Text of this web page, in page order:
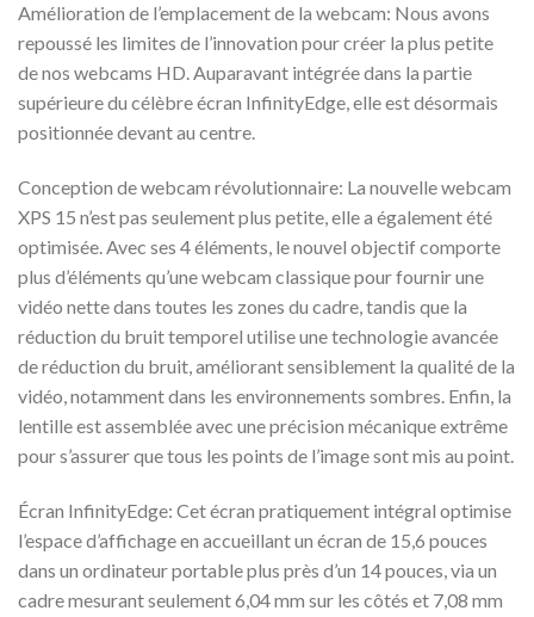
Amélioration de l’emplacement de la webcam: Nous avons
repoussé les limites de l’innovation pour créer la plus petite
de nos webcams HD. Auparavant intégrée dans la partie
supérieure du célèbre écran InfinityEdge, elle est désormais
positionnée devant au centre.
Conception de webcam révolutionnaire: La nouvelle webcam
XPS 15 n’est pas seulement plus petite, elle a également été
optimisée. Avec ses 4 éléments, le nouvel objectif comporte
plus d’éléments qu’une webcam classique pour fournir une
vidéo nette dans toutes les zones du cadre, tandis que la
réduction du bruit temporel utilise une technologie avancée
de réduction du bruit, améliorant sensiblement la qualité de la
vidéo, notamment dans les environnements sombres. Enfin, la
lentille est assemblée avec une précision mécanique extrême
pour s’assurer que tous les points de l’image sont mis au point.
Écran InfinityEdge: Cet écran pratiquement intégral optimise
l’espace d’affichage en accueillant un écran de 15,6 pouces
dans un ordinateur portable plus près d’un 14 pouces, via un
cadre mesurant seulement 6,04 mm sur les côtés et 7,08 mm